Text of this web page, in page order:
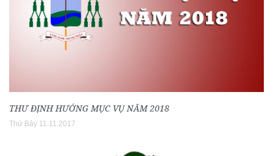
THƯ ĐỊNH HƯỚNG MỤC VỤ NĂM 2018
Thứ Bảy 11.11.2017